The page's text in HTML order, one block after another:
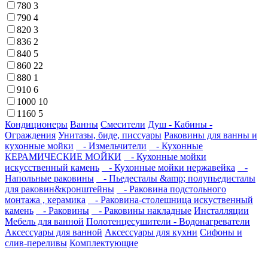
780 3
790 4
820 3
836 2
840 5
860 22
880 1
910 6
1000 10
1160 5
Кондиционеры Ванны Смесители Душ - Кабины -
Ограждения Унитазы, биде, писсуары Раковины для ванны и
кухонные мойки
- Измельчители
- Кухонные
КЕРАМИЧЕСКИЕ МОЙКИ
- Кухонные мойки
искусственный камень
- Кухонные мойки нержавейка
-
Напольные раковины
- Пьедесталы &amp; полупьедисталы
для раковин&кронштейны
- Раковина подстольного
монтажа , керамика
- Раковина-столешница искуственный
камень
- Раковины - Раковины накладные Инсталляции
Мебель для ванной Полотенцесушители - Водонагреватели
Аксессуары для ванной Аксессуары для кухни Сифоны и
слив-переливы Комплектующие